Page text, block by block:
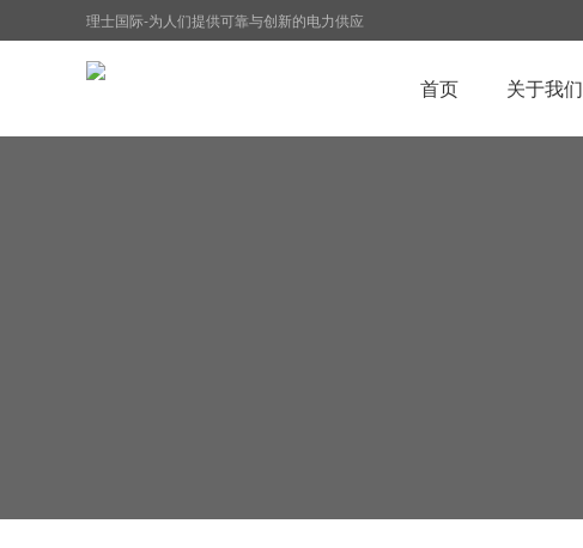
理士国际-为人们提供可靠与创新的电力供应
首页 关于我们